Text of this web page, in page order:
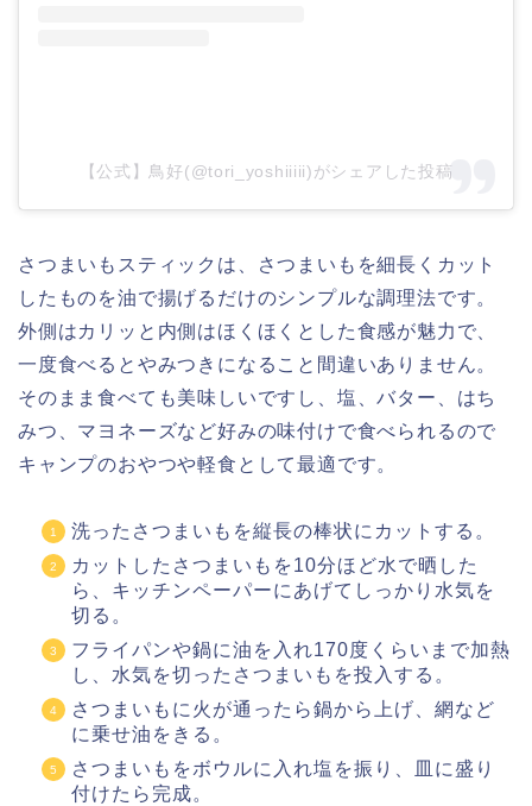
【公式】鳥好(@tori_yoshiiiii)がシェアした投稿
さつまいもスティックは、さつまいもを細長くカット
したものを油で揚げるだけのシンプルな調理法です。
外側はカリッと内側はほくほくとした食感が魅力で、
一度食べるとやみつきになること間違いありません。
そのまま食べても美味しいですし、塩、バター、はち
みつ、マヨネーズなど好みの味付けで食べられるので
キャンプのおやつや軽食として最適です。
洗ったさつまいもを縦長の棒状にカットする。
カットしたさつまいもを10分ほど水で晒した
ら、キッチンペーパーにあげてしっかり水気を
切る。
フライパンや鍋に油を入れ170度くらいまで加熱
し、水気を切ったさつまいもを投入する。
さつまいもに火が通ったら鍋から上げ、網など
に乗せ油をきる。
さつまいもをボウルに入れ塩を振り、皿に盛り
付けたら完成。